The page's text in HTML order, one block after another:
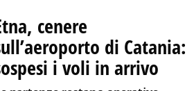
cenere
di Catania:
i voli in arrivo